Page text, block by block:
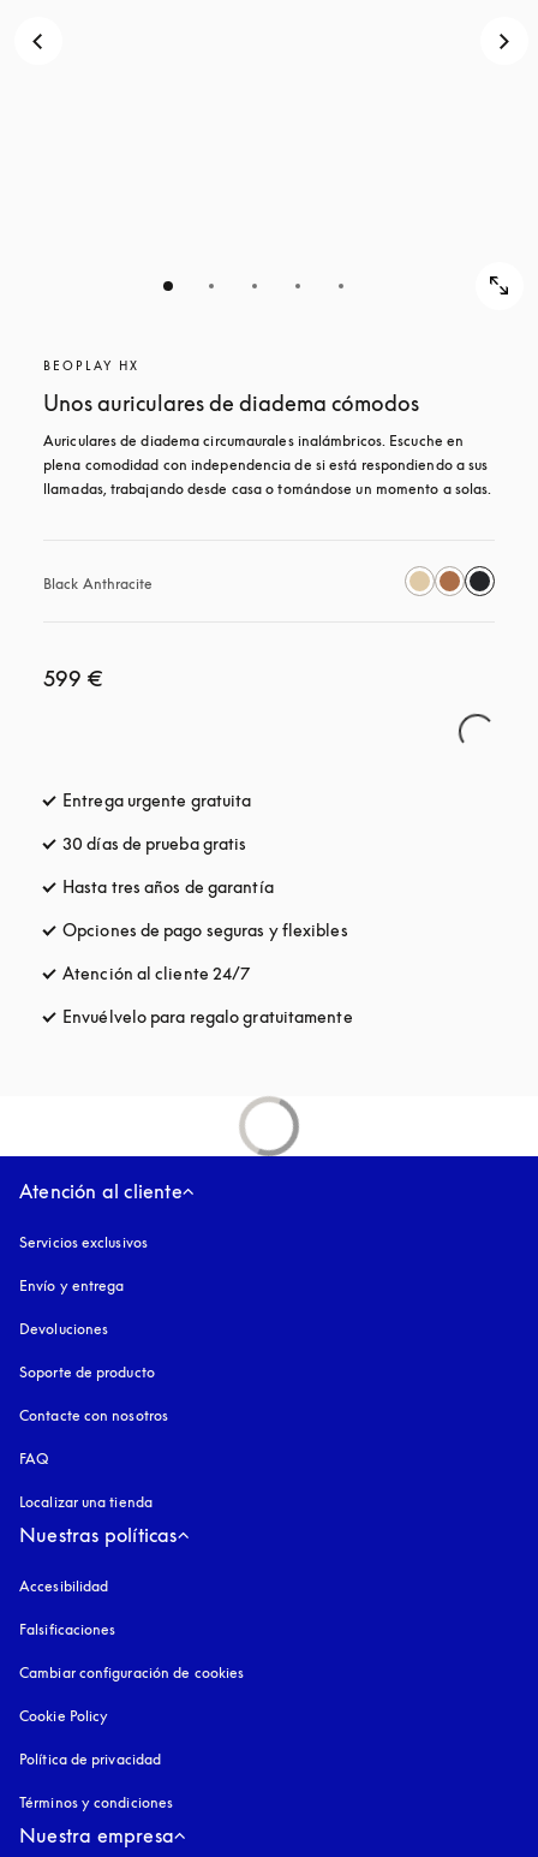
BEOPLAY HX
Unos auriculares de diadema cómodos
Auriculares de diadema circumaurales inalámbricos. Escuche en
plena comodidad con independencia de si está respondiendo a sus
llamadas, trabajando desde casa o tomándose un momento a solas.
Black Anthracite
599 €
Entrega urgente gratuita
30 días de prueba gratis
Hasta tres años de garantíaapertura en una pestaña nueva
Opciones de pago seguras y flexibles
Atención al cliente 24/7
Envuélvelo para regalo gratuitamente
Atención al cliente
Servicios exclusivos
Envío y entrega
Devoluciones
Soporte de producto
Contacte con nosotros
FAQ
Localizar una tienda
Nuestras políticas
Accesibilidad
Falsificaciones
Cambiar configuración de cookies
Cookie Policy
Política de privacidad
Términos y condiciones
Nuestra empresa